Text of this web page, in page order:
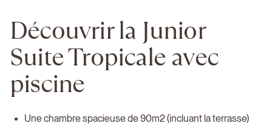
Découvrir la Junior
Suite Tropicale avec
piscine
Une chambre spacieuse de 90m2 (incluant la terrasse)